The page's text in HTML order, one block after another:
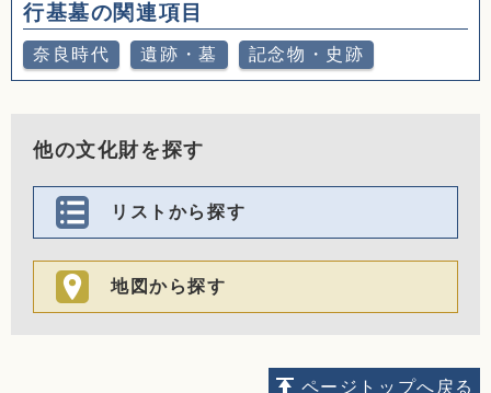
行基墓の関連項目
奈良時代 遺跡・墓 記念物・史跡
他の文化財を探す
リストから探す
地図から探す
ページトップへ戻る